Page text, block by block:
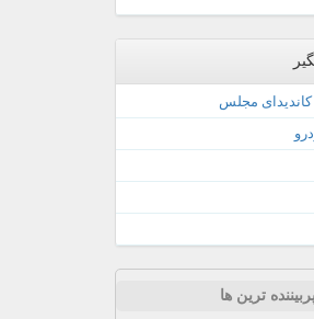
کاندیدای مجلس
ترین ها